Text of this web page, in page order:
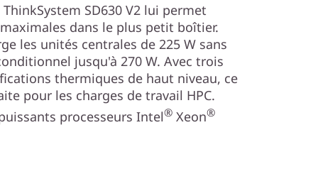
SD630 V2 lui permet
dans le plus petit boîtier.
les unités centrales de 225 W sans
jusqu'à 270 W. Avec trois
thermiques de haut niveau, ce
pour les charges de travail HPC.
processeurs Intel® Xeon®